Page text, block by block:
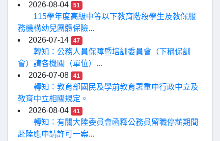
2026-08-04
51
115學年度高級中等以下教育階段學生及教保服
務機構幼兒團體保險...
2026-07-14
47
轉知：公務人員保障暨培訓委員會（下稱保訓
會）請各機關（單位）...
2026-07-08
41
轉知：教育部國民及學前教育署重申行政中立及
教育中立相關規定。
2026-08-04
41
轉知：有關大陸委員會函釋公務員留職停薪期間
赴陸應申請許可一案...